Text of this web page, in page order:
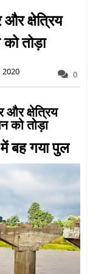
क्षेत्रिय
तोड़ा
2020 0
क्षेत्रिय
को तोड़ा
बह गया पुल